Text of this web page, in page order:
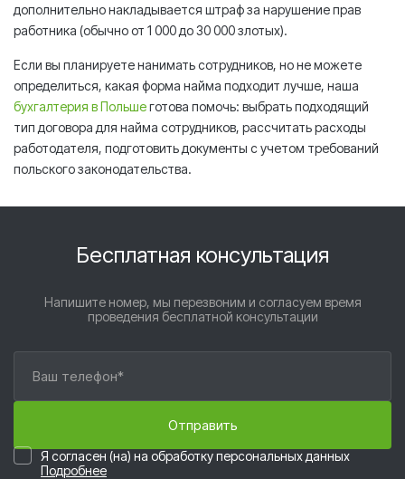
дополнительно накладывается штраф за нарушение прав
работника (обычно от 1 000 до 30 000 злотых).
Если вы планируете нанимать сотрудников, но не можете
определиться, какая форма найма подходит лучше, наша
бухгалтерия в Польшеготова помочь: выбрать подходящий
тип договора для найма сотрудников, рассчитать расходы
работодателя, подготовить документы с учетом требований
польского законодательства.
Бесплатная консультация
Напишите номер, мы перезвоним и согласуем время
проведения бесплатной консультации
Я согласен (на) на обработку персональных данных
Подробнее